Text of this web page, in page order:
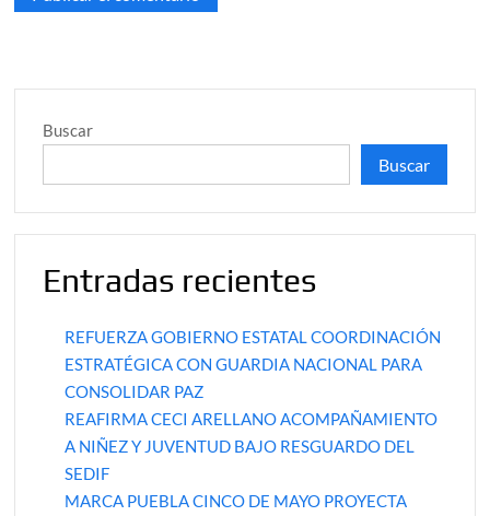
Buscar
Buscar
Entradas recientes
REFUERZA GOBIERNO ESTATAL COORDINACIÓN
ESTRATÉGICA CON GUARDIA NACIONAL PARA
CONSOLIDAR PAZ
REAFIRMA CECI ARELLANO ACOMPAÑAMIENTO
A NIÑEZ Y JUVENTUD BAJO RESGUARDO DEL
SEDIF
MARCA PUEBLA CINCO DE MAYO PROYECTA